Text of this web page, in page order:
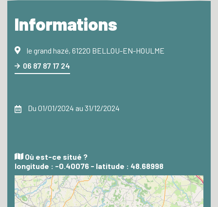
Informations
le grand hazé, 61220 BELLOU-EN-HOULME
06 87 87 17 24
Du 01/01/2024 au 31/12/2024
Où est-ce situé ?
longitude : -0.40076 - latitude : 48.68998